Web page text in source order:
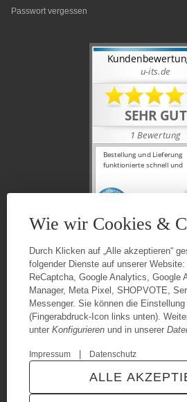
Passwort vergessen
* Alle Preise inkl. gesetzlicher
Wie wir Cookies &
Durch Klicken auf „Alle akzeptieren“
folgender Dienste auf unserer
ReCaptcha, Google Analytics, Google
Manager, Meta Pixel, SHOPVOTE,
Messenger. Sie können die
(Fingerabdruck-Icon links unten).
unter Konfigurieren und in unserer
Impressum Datenschutz
ALLE